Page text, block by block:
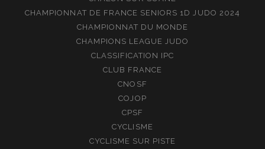
CHAMPIONNAT DE FRANCE SENIORS 1D JUDO 2024
CHAMPIONNAT DU MONDE
CHAMPIONS LEAGUE JUDO
CLASSIFICATION IPC
CLUB FRANCE
CNOSF
COJOP
CPSF
CYCLISME
CYCLISME SUR PISTE